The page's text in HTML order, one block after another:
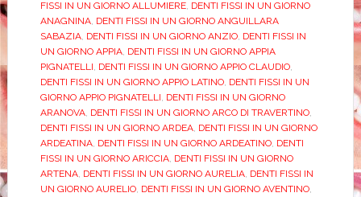
FISSI IN UN GIORNO ALLUMIERE, DENTI FISSI IN UN GIORNO
ANAGNINA, DENTI FISSI IN UN GIORNO ANGUILLARA
SABAZIA, DENTI FISSI IN UN GIORNO ANZIO, DENTI FISSI IN
UN GIORNO APPIA, DENTI FISSI IN UN GIORNO APPIA
PIGNATELLI DENTI FISSI IN UN GIORNO APPIO CLAUDIO,
DENTI FISSI IN UN GIORNO APPIO LATINO, DENTI FISSI IN UN
GIORNO APPIO PIGNATELLI DENTI FISSI IN UN GIORNO
ARANOVA, DENTI FISSI IN UN GIORNO ARCO DI TRAVERTINO,
DENTI FISSI IN UN GIORNO ARDEA, DENTI FISSI IN UN GIORNO
ARDEATINA, DENTI FISSI IN UN GIORNO ARDEATINO, DENTI
FISSI IN UN GIORNO ARICCIA, DENTI FISSI IN UN GIORNO
ARTENA, DENTI FISSI IN UN GIORNO AURELIA, DENTI FISSI IN
UN GIORNO AURELIO, DENTI FISSI IN UN GIORNO AVENTINO,